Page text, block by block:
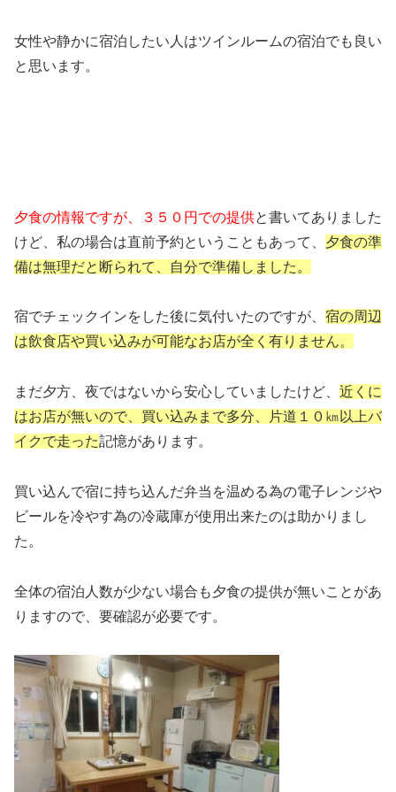
女性や静かに宿泊したい人はツインルームの宿泊でも良い
と思います。
夕食の情報ですが、３５０円での提供と書いてありました
けど、私の場合は直前予約ということもあって、 夕食の準
備は無理だと断られて、自分で準備しました。
宿でチェックインをした後に気付いたのですが、 宿の周辺
は飲食店や買い込みが可能なお店が全く有りません。
まだ夕方、夜ではないから安心していましたけど、 近くに
はお店が無いので、買い込みまで多分、片道１０㎞以上バ
イクで走った記憶があります。
買い込んで宿に持ち込んだ弁当を温める為の電子レンジや
ビールを冷やす為の冷蔵庫が使用出来たのは助かりまし
た。
全体の宿泊人数が少ない場合も夕食の提供が無いことがあ
りますので、要確認が必要です。